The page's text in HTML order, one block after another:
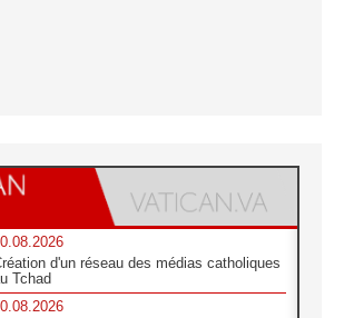
d'un réseau des médias catholiques
Tchad